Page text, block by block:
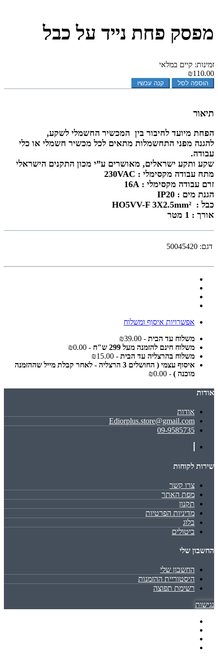
מפסק פחת נייד על כבל
זמינות: קיים במלאי
₪110.00
הוספה לסל קנה עכשיו
תיאור
הפחת מיועד לחיבור בין המכשיר החשמלי לשקע,
להגנה מפני התחשמלות מתאים לכל מכשיר חשמלי או כלי
עבודה.
שקע ותקע ישראלים, מאושרים ע”י מכון התקנים הישראלי
מתח עבודה מקסימלי : 230VAC
זרם עבודה מקסימלי : 16A
הגנת מים : IP20
כבל : HO5VV-F 3X2.5mm²
אורך : 1 מטר
דגם: 50045420
אפשרויות איסוף ומשלוח
משלוח עד הבית - ₪39.00
משלוח חינם להזמנה מעל 299 ש"ח
- ₪0.00
משלוח בהרצליה עד הבית - ₪15.00
איסוף עצמי ( החושלים 3 הרצליה - לאחר קבלת מייל שההזמנה
מוכנה ) - ₪0.00
אודות
אודות
Ediorplus.store@gmail.com
09-9585735
שירות לקוחות
צרו קשר
מפת האתר
תקנון
מדיניות הפרטיות
בלוג
ביטולים
החשבון שלי
החשבון שלי
היסטוריית ההזמנות
רשימת תפוצה
נגישות